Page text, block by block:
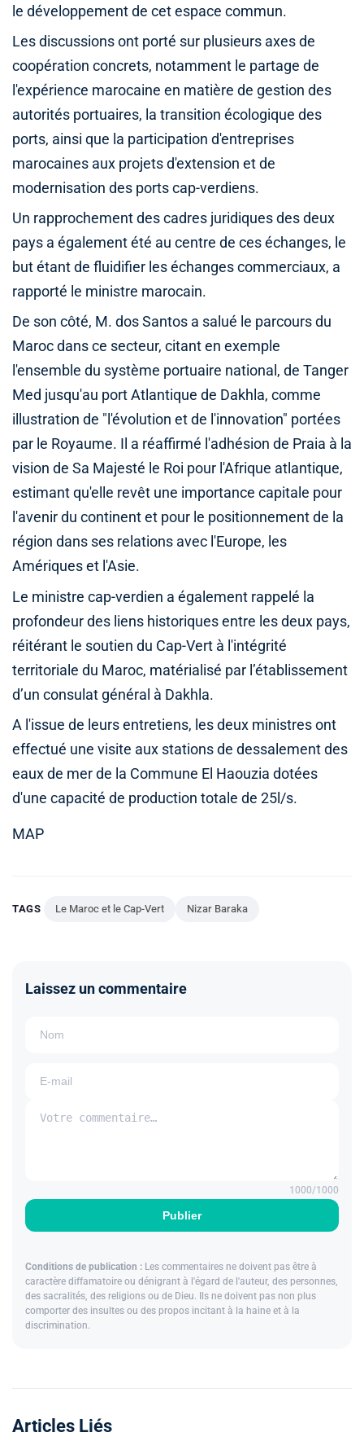
le développement de cet espace commun.
Les discussions ont porté sur plusieurs axes de
coopération concrets, notamment le partage de
l'expérience marocaine en matière de gestion des
autorités portuaires, la transition écologique des
ports, ainsi que la participation d'entreprises
marocaines aux projets d'extension et de
modernisation des ports cap-verdiens.
Un rapprochement des cadres juridiques des deux
pays a également été au centre de ces échanges, le
but étant de fluidifier les échanges commerciaux, a
rapporté le ministre marocain.
De son côté, M. dos Santos a salué le parcours du
Maroc dans ce secteur, citant en exemple
l'ensemble du système portuaire national, de Tanger
Med jusqu'au port Atlantique de Dakhla, comme
illustration de "l'évolution et de l'innovation" portées
par le Royaume. Il a réaffirmé l'adhésion de Praia à la
vision de Sa Majesté le Roi pour l'Afrique atlantique,
estimant qu'elle revêt une importance capitale pour
l'avenir du continent et pour le positionnement de la
région dans ses relations avec l'Europe, les
Amériques et l'Asie.
Le ministre cap-verdien a également rappelé la
profondeur des liens historiques entre les deux pays,
réitérant le soutien du Cap-Vert à l'intégrité
territoriale du Maroc, matérialisé par l’établissement
d’un consulat général à Dakhla.
A l'issue de leurs entretiens, les deux ministres ont
effectué une visite aux stations de dessalement des
eaux de mer de la Commune El Haouzia dotées
d'une capacité de production totale de 25l/s.
MAP
TAGS Le Maroc et le Cap-Vert Nizar Baraka
Laissez un commentaire
Publier
1000/1000
Conditions de publication : Les commentaires ne doivent pas être à
caractère diffamatoire ou dénigrant à l'égard de l'auteur, des personnes,
des sacralités, des religions ou de Dieu. Ils ne doivent pas non plus
comporter des insultes ou des propos incitant à la haine et à la
discrimination.
Articles Liés